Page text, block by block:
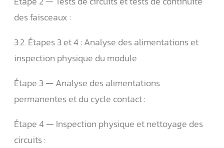
des faisceaux :
3.2. Étapes 3 et 4 : Analyse des alimentations et
inspection physique du module
Étape 3 — Analyse des alimentations
permanentes et du cycle contact :
Étape 4 — Inspection physique et nettoyage des
circuits :